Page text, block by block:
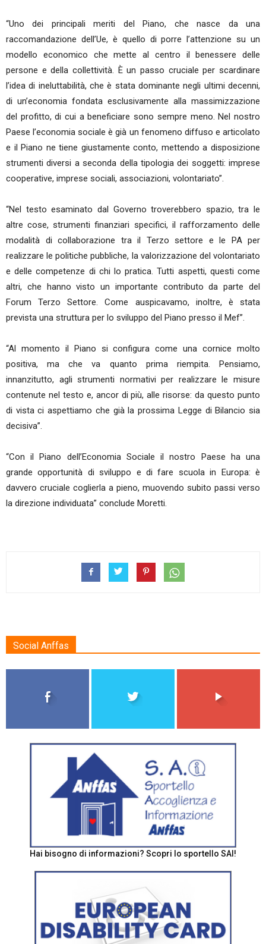
“Uno dei principali meriti del Piano, che nasce da una
raccomandazione dell’Ue, è quello di porre l’attenzione su un
modello economico che mette al centro il benessere delle
persone e della collettività. È un passo cruciale per scardinare
l’idea di ineluttabilità, che è stata dominante negli ultimi decenni,
di un’economia fondata esclusivamente alla massimizzazione
del profitto, di cui a beneficiare sono sempre meno. Nel nostro
Paese l’economia sociale è già un fenomeno diffuso e articolato
e il Piano ne tiene giustamente conto, mettendo a disposizione
strumenti diversi a seconda della tipologia dei soggetti: imprese
cooperative, imprese sociali, associazioni, volontariato”.
“Nel testo esaminato dal Governo troverebbero spazio, tra le
altre cose, strumenti finanziari specifici, il rafforzamento delle
modalità di collaborazione tra il Terzo settore e le PA per
realizzare le politiche pubbliche, la valorizzazione del volontariato
e delle competenze di chi lo pratica. Tutti aspetti, questi come
altri, che hanno visto un importante contributo da parte del
Forum Terzo Settore. Come auspicavamo, inoltre, è stata
prevista una struttura per lo sviluppo del Piano presso il Mef”.
“Al momento il Piano si configura come una cornice molto
positiva, ma che va quanto prima riempita. Pensiamo,
innanzitutto, agli strumenti normativi per realizzare le misure
contenute nel testo e, ancor di più, alle risorse: da questo punto
di vista ci aspettiamo che già la prossima Legge di Bilancio sia
decisiva”.
“Con il Piano dell’Economia Sociale il nostro Paese ha una
grande opportunità di sviluppo e di fare scuola in Europa: è
davvero cruciale coglierla a pieno, muovendo subito passi verso
la direzione individuata” conclude Moretti.
Social Anffas
Hai bisogno di informazioni? Scopri lo sportello SAI!